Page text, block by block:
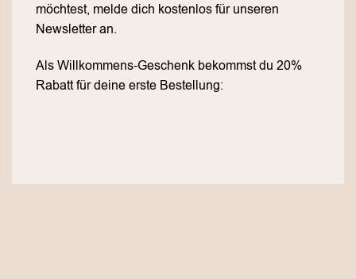
möchtest, melde dich kostenlos für unseren
Newsletter an.
Als Willkommens-Geschenk bekommst du 20%
Rabatt für deine erste Bestellung: